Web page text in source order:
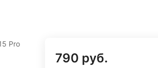
Pro
790 руб.